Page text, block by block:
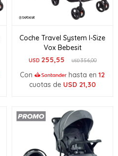
Coche Travel System I-Size
Vox Bebesit
USD 255,55 USD356,00
Con hasta en 12
cuotas de USD 21,30